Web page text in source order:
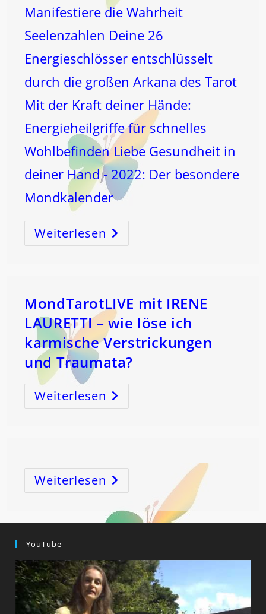
Manifestiere die Wahrheit
Seelenzahlen Deine 26
Energieschlösser entschlüsselt
durch die großen Arkana des Tarot
Mit der Kraft deiner Hände:
Energieheilgriffe für schnelles
Wohlbefinden Liebe Gesundheit in
deiner Hand - 2022: Der besondere
Mondkalender
Weiterlesen Der
SCHÖPFUNGS
CODE
MondTarotLIVE mit IRENE
LAURETTI – wie löse ich
karmische Verstrickungen
und Traumata?
Weiterlesen MondTarotLIVE
Mit
IRENE
Verstrickungen
Und
Traumata?
Weiterlesen
YouTube